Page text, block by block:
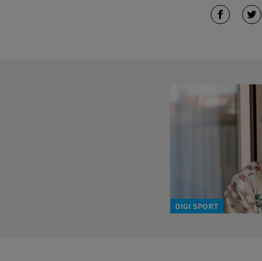
DIGI SPORT